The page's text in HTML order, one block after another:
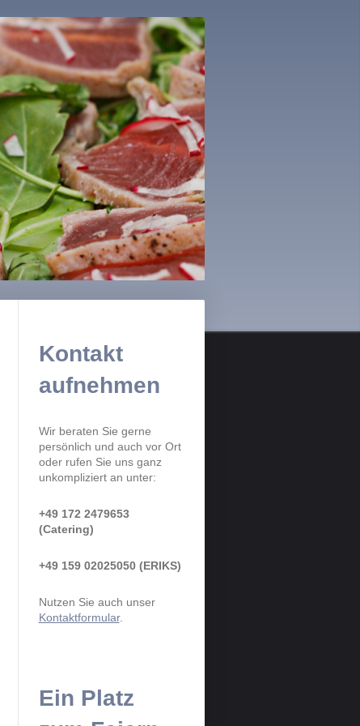
Kontakt
aufnehmen
Wir beraten Sie gerne
persönlich und auch vor Ort
oder rufen Sie uns ganz
unkompliziert an unter:
+49 172 2479653
(Catering)
+49 159 02025050 (ERIKS)
Nutzen Sie auch unser
Kontaktformular.
Ein Platz